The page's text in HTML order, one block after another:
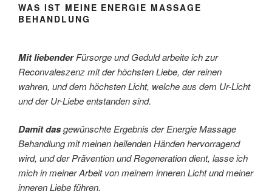
WAS IST MEINE ENERGIE MASSAGE
BEHANDLUNG
Mit liebenderFürsorge und Geduld arbeite ich zur
Reconvaleszenz mit der höchsten Liebe, der reinen
wahren, und dem höchsten Licht, welche aus dem Ur-Licht
und der Ur-Liebe entstanden sind.
Damit dasgewünschte Ergebnis der Energie Massage
Behandlung mit meinen heilenden Händen hervorragend
wird, und der Prävention und Regeneration dient, lasse ich
mich in meiner Arbeit von meinem inneren Licht und meiner
inneren Liebe führen.